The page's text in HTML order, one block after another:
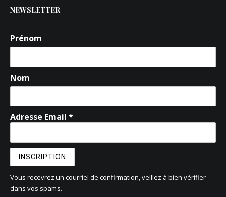
NEWSLETTER
Prénom
Nom
Adresse Email *
Vous recevrez un courriel de confirmation, veillez à bien vérifier
dans vos spams.